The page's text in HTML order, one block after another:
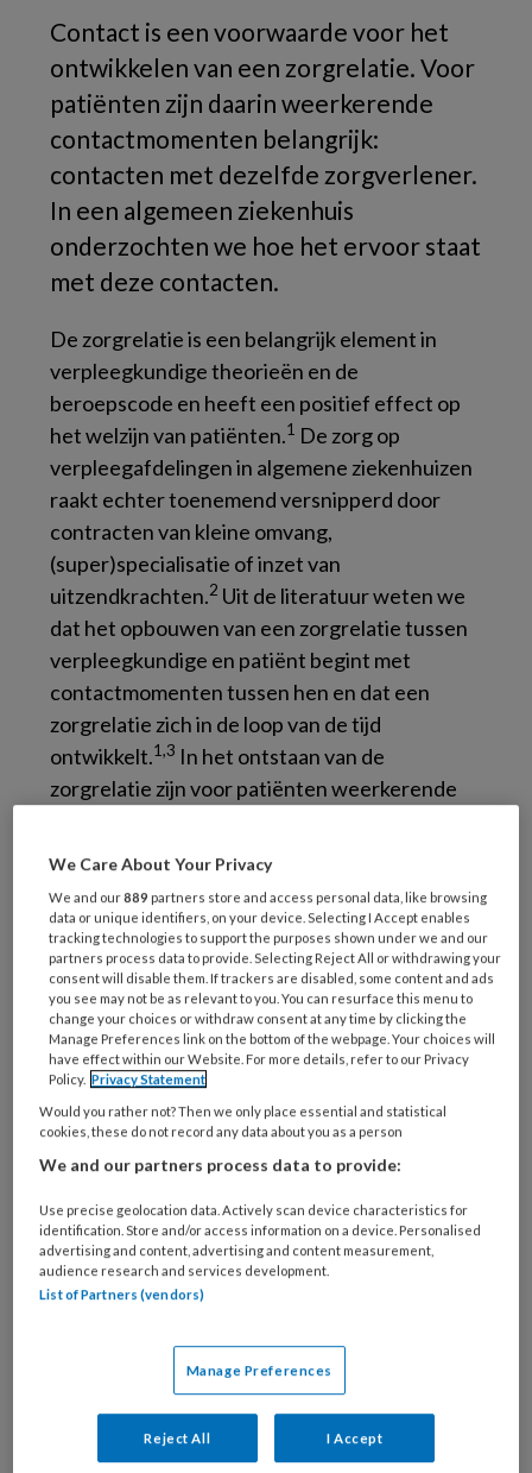
Contact is een voorwaarde voor het
ontwikkelen van een zorgrelatie. Voor
patiënten zijn daarin weerkerende
contactmomenten belangrijk:
contacten met dezelfde zorgverlener.
In een algemeen ziekenhuis
onderzochten we hoe het ervoor staat
met deze contacten.
De zorgrelatie is een belangrijk element in
verpleegkundige theorieën en de
beroepscode en heeft een positief effect op
het welzijn van patiënten.1 De zorg op
verpleegafdelingen in algemene ziekenhuizen
raakt echter toenemend versnipperd door
contracten van kleine omvang,
(super)specialisatie of inzet van
uitzendkrachten.2 Uit de literatuur weten we
dat het opbouwen van een zorgrelatie tussen
verpleegkundige en patiënt begint met
contactmomenten tussen hen en dat een
zorgrelatie zich in de loop van de tijd
ontwikkelt.1,3 In het ontstaan van de
zorgrelatie zijn voor patiënten weerkerende
consistentie, belangrijk.
Dat heeft een negatief effect op de
mogelijkheden om een zorgrelatie op te
bouwen.
Hoe staat het ervoor met de zorgrelatie
tussen patiënten en verpleegkundigen in het
ziekenhuis? Is er in de wijze waarop de zorg nu
georganiseerd is sprake van weerkerende
contactmomenten en hoe vaak is dat het
geval? Met die vraag zijn we een onderzoek
gestart.
Dossierscreening
We voerden een dossieronderzoek uit op alle
reguliere verpleegafdelingen van een
algemeen ziekenhuis. In dit ziekenhuis wordt
gewerkt met patiënttoewijzing, waarbij een
We Care About Your Privacy
We and our889 partners store and access personal data, like browsing
data or unique identifiers, on your device. Selecting I Accept enables
tracking technologies to support the purposes shown under we and our
partners process data to provide. Selecting Reject All or withdrawing your
consent will disable them. If trackers are disabled, some content and ads
you see may not be as relevant to you. You can resurface this menu to
change your choices or withdraw consent at any time by clicking the
Manage Preferences link on the bottom of the webpage. Your choices will
have effect within our Website. For more details, refer to our Privacy
Policy. Privacy Statement
Would you rather not? Then we only place essential and statistical
cookies, these do not record any data about you as a person
We and our partners process data to provide:
Use precise geolocation data. Actively scan device characteristics for
identification. Store and/or access information on a device. Personalised
advertising and content, advertising and content measurement,
audience research and services development.
List of Partners (vendors)
Manage Preferences
Reject All I Accept